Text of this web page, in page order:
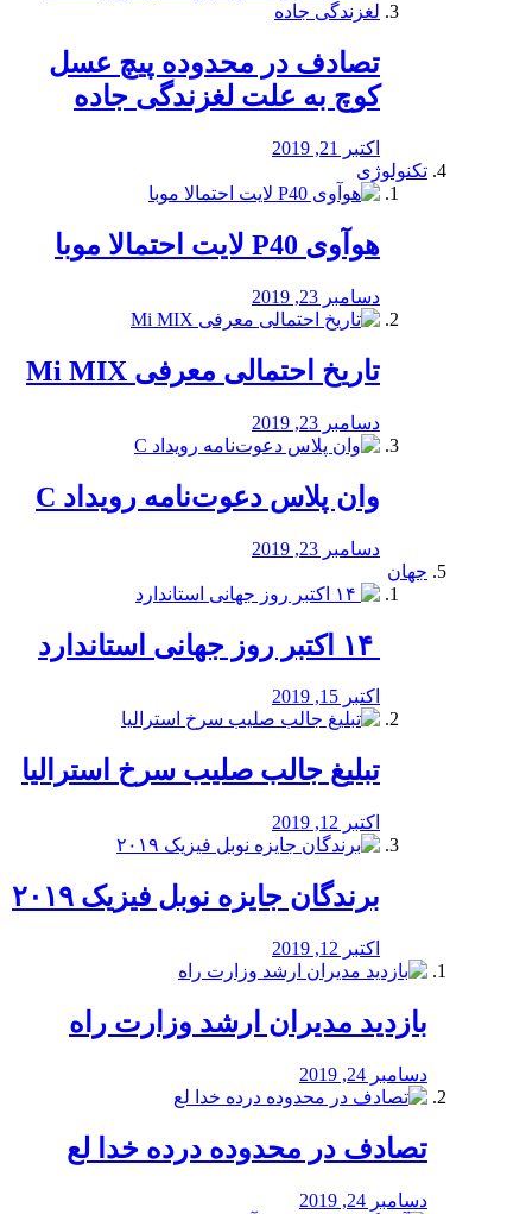
تصادف در محدوده پیچ عسل
کوچ به علت لغزندگی جاده
اکتبر 21, 2019
تکنولوژی
هوآوی P40 لایت احتمالا موبا
دسامبر 23, 2019
تاریخ احتمالی معرفی Mi MIX
دسامبر 23, 2019
وان پلاس دعوت‌نامه رویداد C
دسامبر 23, 2019
جهان
اکتبر 15, 2019
تبلیغ جالب صلیب سرخ استرالیا
اکتبر 12, 2019
برندگان جایزه نوبل فیزیک ۲۰۱۹
اکتبر 12, 2019
بازدید مدیران ارشد وزارت راه
دسامبر 24, 2019
تصادف در محدوده درده خدا لع
دسامبر 24, 2019